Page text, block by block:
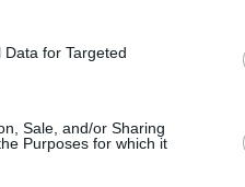
for Targeted
Sale, and/or Sharing
Purposes for which it
καπέλο
φωνάζουν
τους εμποδίσουν να
και να